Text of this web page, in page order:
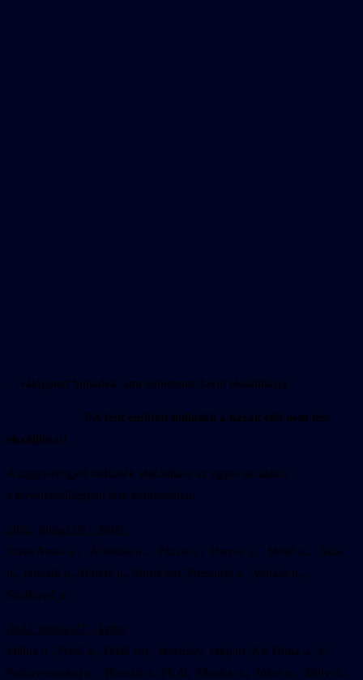
– válogatott hulladék, ami kéthetente kerül elszállításra
!!A fent említett hulladék a házak elől nem lesz
elszállítva!!
A nagytérfogatú hulladék elszállítása az egyes utcákból
a következőképpen lesz bebiztosítva:
2022. június 06 – hétfő:
Szent Anna u., Állomás u., Pázsit u., Harcsa u., Mező u., Akác
u., Jánošík u., Hársfa u., Puruk sor, Pozsonyi u., Vadász u.,
Sládkovič u.
2022. június 07 – kedd:
Málna u., Felső u., Felső sor, Jesensky rakpart, Kis Duna u., Ľ.
Podjavorinskej u., Hosszú u., Fő út, Munka u., Jókai u., Mély u.,